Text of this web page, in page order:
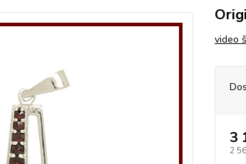
video
3
2